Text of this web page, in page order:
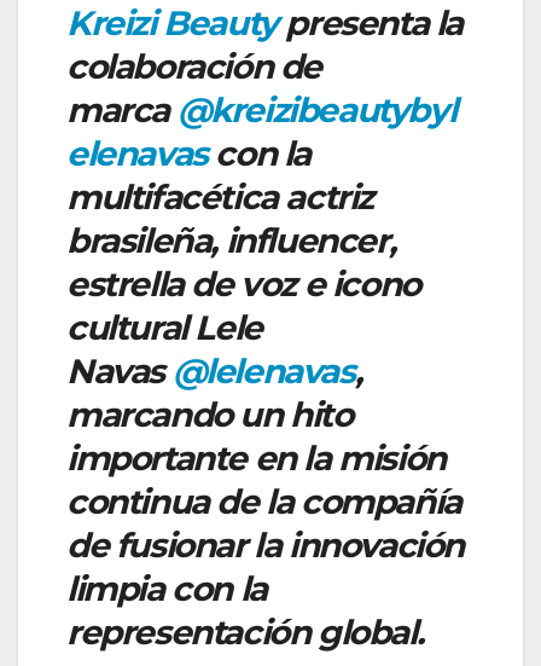
Kreizi Beautypresenta la
colaboración de
marca @kreizibeautybyl
elenavascon la
multifacética actriz
brasileña, influencer,
estrella de voz e icono
cultural Lele
Navas@lelenavas,
marcando un hito
importante en la misión
continua de la compañía
de fusionar la innovación
limpia con la
representación global.